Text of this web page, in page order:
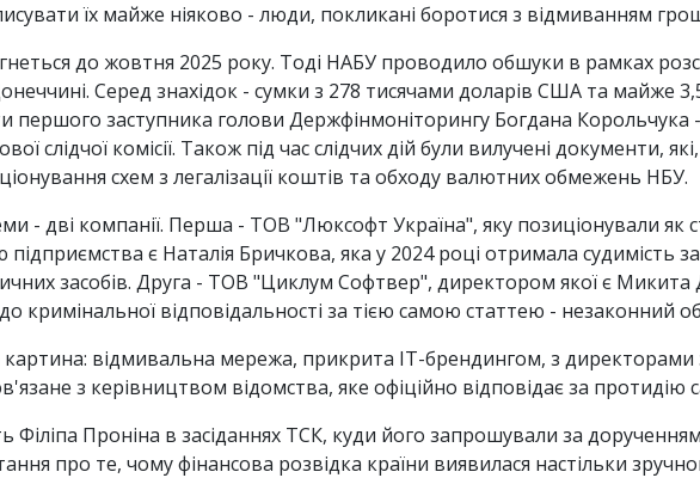
їх майже ніяково - люди, покликані боротися з відмиванням
до жовтня 2025 року. Тоді НАБУ проводило обшуки в рамках
Серед знахідок - сумки з 278 тисячами доларів США та майже
першого заступника голови Держфінмоніторингу Богдана Корольчука
слідчої комісії. Також під час слідчих дій були вилучені документи,
схем з легалізації коштів та обходу валютних обмежень НБУ.
- дві компанії. Перша - ТОВ "Люксофт Україна", яку позиціонували як
є Наталія Бричкова, яка у 2024 році отримала судимість
засобів. Друга - ТОВ "Циклум Софтвер", директором якої є
кримінальної відповідальності за тією самою статтею - незаконний
відмивальна мережа, прикрита IT-брендингом, з
з керівництвом відомства, яке офіційно відповідає за
Філіпа Проніна в засіданнях ТСК, куди його запрошували за
про те, чому фінансова розвідка країни виявилася настільки